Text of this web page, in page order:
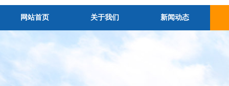
网站首页 关于我们 新闻动态